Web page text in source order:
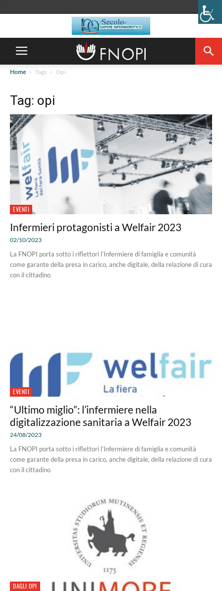
Home Tags Opi
Tag: opi
EVENTI
Infermieri protagonisti a Welfair 2023
02/10/2023
La FNOPI porta sotto i riflettori l’Infermiere di famiglia e comunità
come garante della presa in carico, anche digitale, della relazione di cura
con il cittadino
EVENTI
“Ultimo miglio”: l’infermiere nella
digitalizzazione sanitaria a Welfair 2023
24/08/2023
La FNOPI porta sotto i riflettori l’Infermiere di famiglia e comunità
come garante della presa in carico, anche digitale, della relazione di cura
con il cittadino
DAGLI OPI